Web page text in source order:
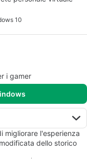
10
i gamer
migliorare l'esperienza
dello storico